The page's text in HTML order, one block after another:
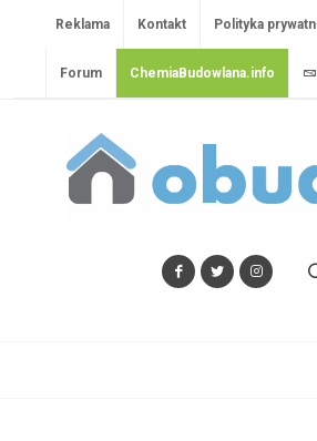
Reklama Kontakt Polityka
Forum ChemiaBudowlana.info